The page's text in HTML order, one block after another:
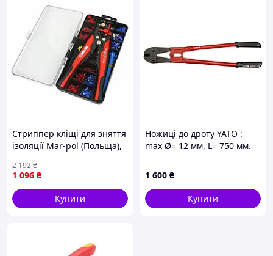
Стриппер кліщі для зняття
ізоляції Mar-pol (Польща),
для тонких кабе Готово до
відправки
1 096 ₴
2 192₴
Купити
Ножиці до дроту YATO :
max Ø= 12 мм, L= 750 мм.
1 600 ₴
Купити